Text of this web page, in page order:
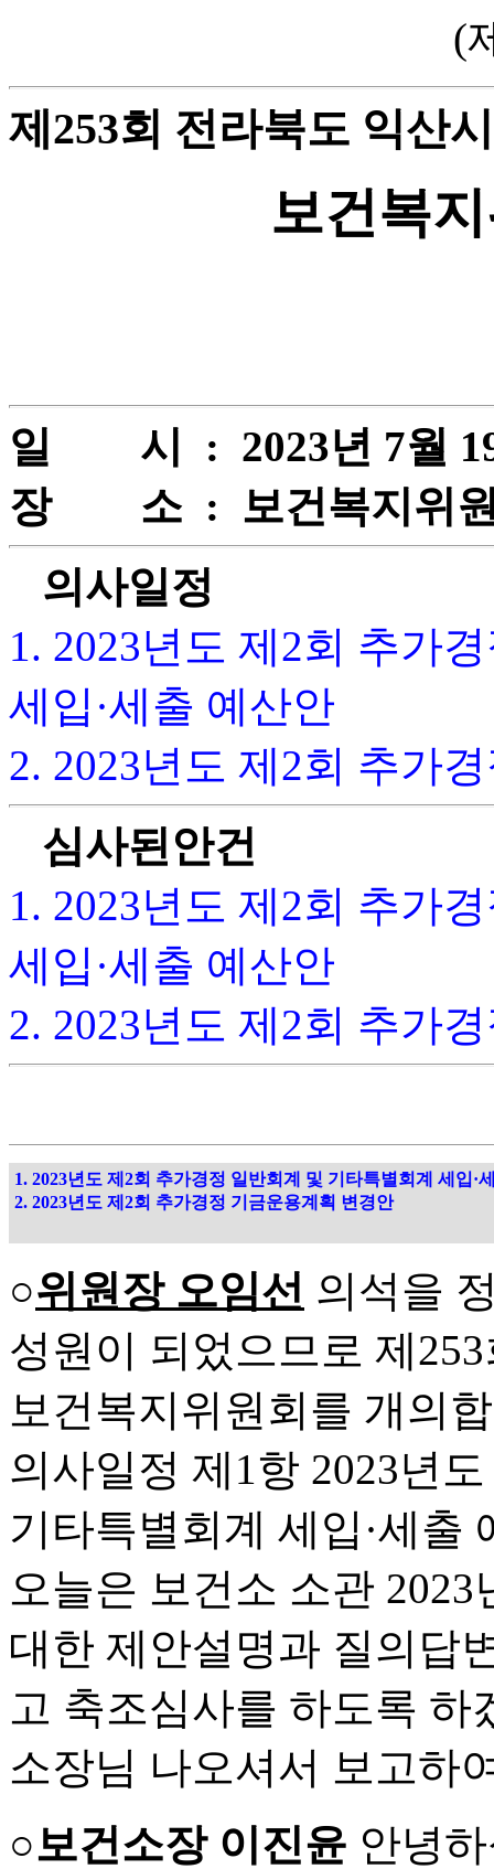
(
제253회 전라북도 익산
보건복
일 시 : 2023년 7월 19
장 소 : 보건복지위원
의사일정
1. 2023년도 제2회 추가
세입·세출 예산안
2. 2023년도 제2회 추가
심사된안건
1. 2023년도 제2회 추가
세입·세출 예산안
2. 2023년도 제2회 추가
1. 2023년도 제2회 추가경정 일반회계 및 기타특별회계 세입·
2. 2023년도 제2회 추가경정 기금운용계획 변경안
○위원장 오임선 의석을
성원이 되었으므로 제
보건복지위원회를 개의
의사일정 제1항 2023년
기타특별회계 세입·세출
오늘은 보건소 소관
대한 제안설명과 질의답
고 축조심사를 하도록 하
소장님 나오셔서 보고하
○보건소장 이진윤 안녕